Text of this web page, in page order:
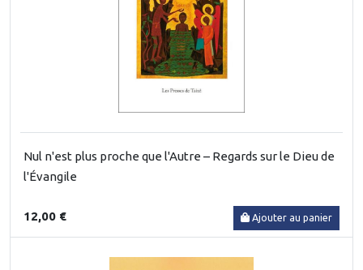
Nul n'est plus proche que l'Autre – Regards sur le Dieu de
l'Évangile
12,00 € Ajouter au panier